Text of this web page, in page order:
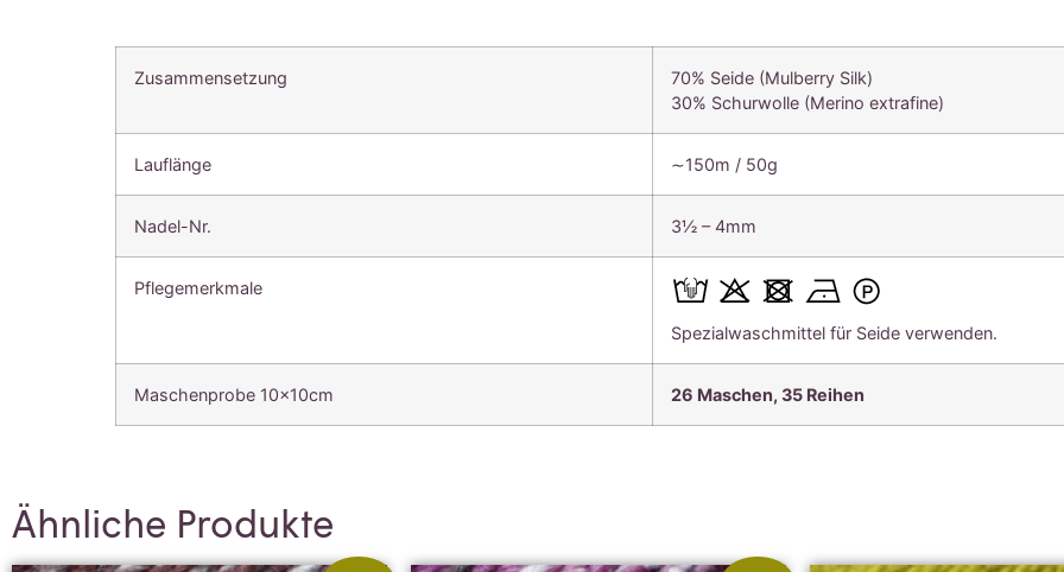
Zusammensetzung
70% Seide (Mulberry Silk)
30% Schurwolle (Merino extrafine)
Lauflänge ∼150m / 50g
Nadel-Nr. 3½ – 4mm
Pflegemerkmale
Spezialwaschmittel für Seide verwenden.
Maschenprobe 10x10cm 26 Maschen, 35 Reihen
Ähnliche Produkte